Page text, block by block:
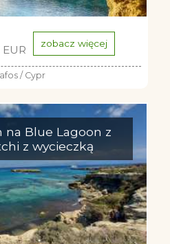
EUR zobacz więcej
/ Cypr
na Blue Lagoon z
z wycieczką